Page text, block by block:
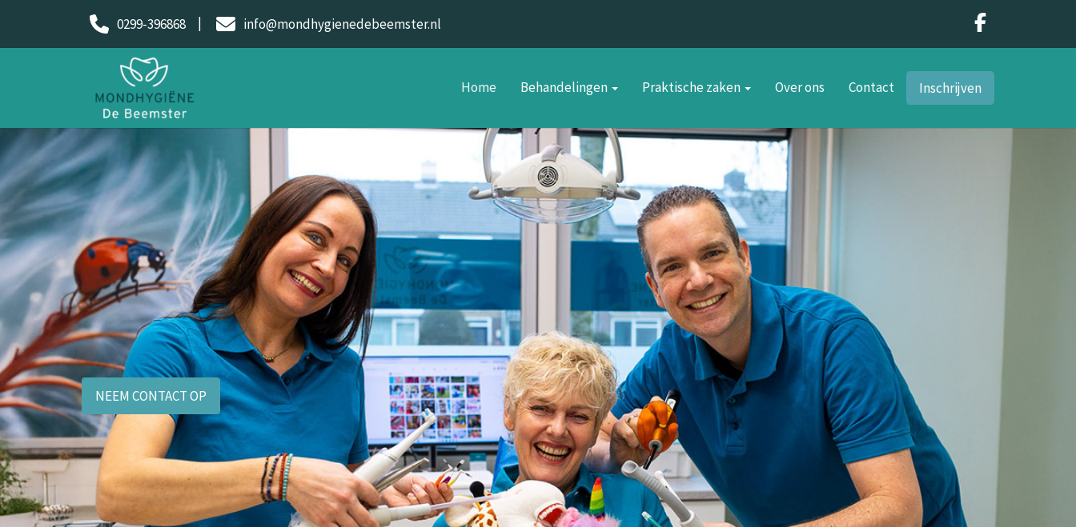
0299-396868 info@mondhygienedebeemster.nl
Home Behandelingen Praktische zaken Over ons Contact Inschrijven
NEEM CONTACT OP